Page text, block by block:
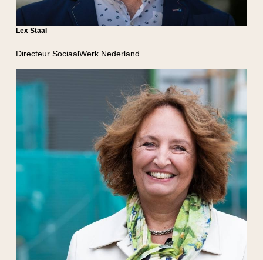
Directeur SociaalWerk Nederland
Lex Staal